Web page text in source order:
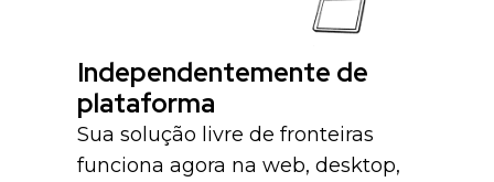
Independentemente de
plataforma
Sua solução livre de fronteiras
funciona agora na web, desktop,